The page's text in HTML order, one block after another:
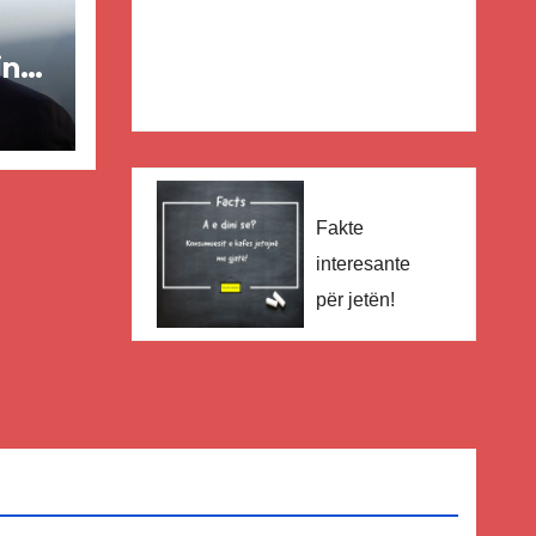
Fakte
interesante
për jetën!